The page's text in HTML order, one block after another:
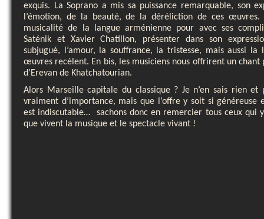
exquis. La Soprano a mis sa puissance remarquable, son
l’émotion, de la beauté, de la déréliction de ces
musicalité de la langue arménienne pour avec ses
Saténik et Xavier Chatillon, présenter dans son
subjugué, l’amour, la souffrance, la tristesse, mais aussi
œuvres recèlent. En bis, les musiciens nous offrirent un chant
d’Erevan de Khatchatourian.
Alors Marseille capitale du classique ? Je n’en sais rien et
vraiment d’importance, mais que l’offre y soit si généreuse
est indiscutable… sachons donc en remercier tous ceux
que vivent la musique et le spectacle vivant !